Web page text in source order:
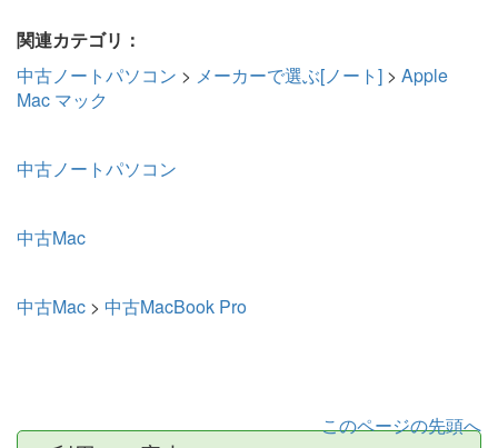
関連カテゴリ：
中古ノートパソコン > メーカーで選ぶ[ノート] > Apple
Mac マック
中古ノートパソコン
中古Mac
中古Mac > 中古MacBook Pro
このページの先頭へ